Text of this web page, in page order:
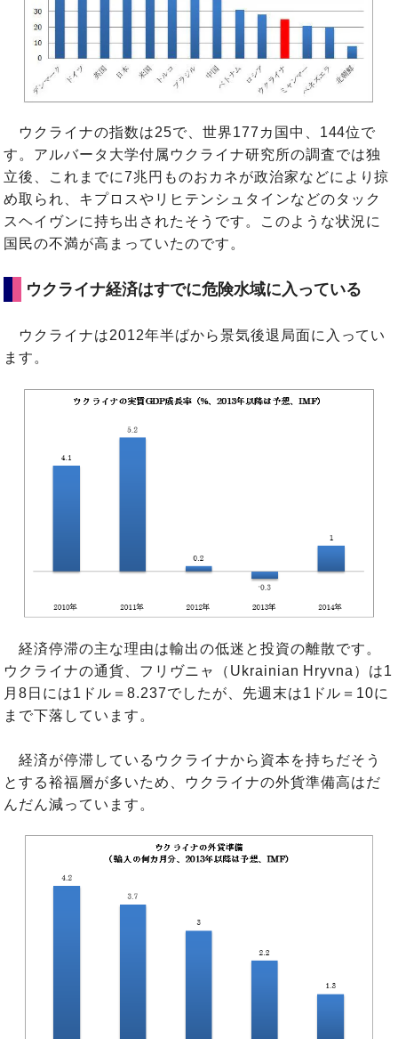
ウクライナの指数は25で、世界177カ国中、144位で
す。アルバータ大学付属ウクライナ研究所の調査では独
立後、これまでに7兆円ものおカネが政治家などにより掠
め取られ、キプロスやリヒテンシュタインなどのタック
スヘイヴンに持ち出されたそうです。このような状況に
国民の不満が高まっていたのです。
ウクライナ経済はすでに危険水域に入っている
ウクライナは2012年半ばから景気後退局面に入ってい
ます。
経済停滞の主な理由は輸出の低迷と投資の離散です。
ウクライナの通貨、フリヴニャ（Ukrainian Hryvna）は1
月8日には1ドル＝8.237でしたが、先週末は1ドル＝10に
まで下落しています。
経済が停滞しているウクライナから資本を持ちだそう
とする裕福層が多いため、ウクライナの外貨準備高はだ
んだん減っています。